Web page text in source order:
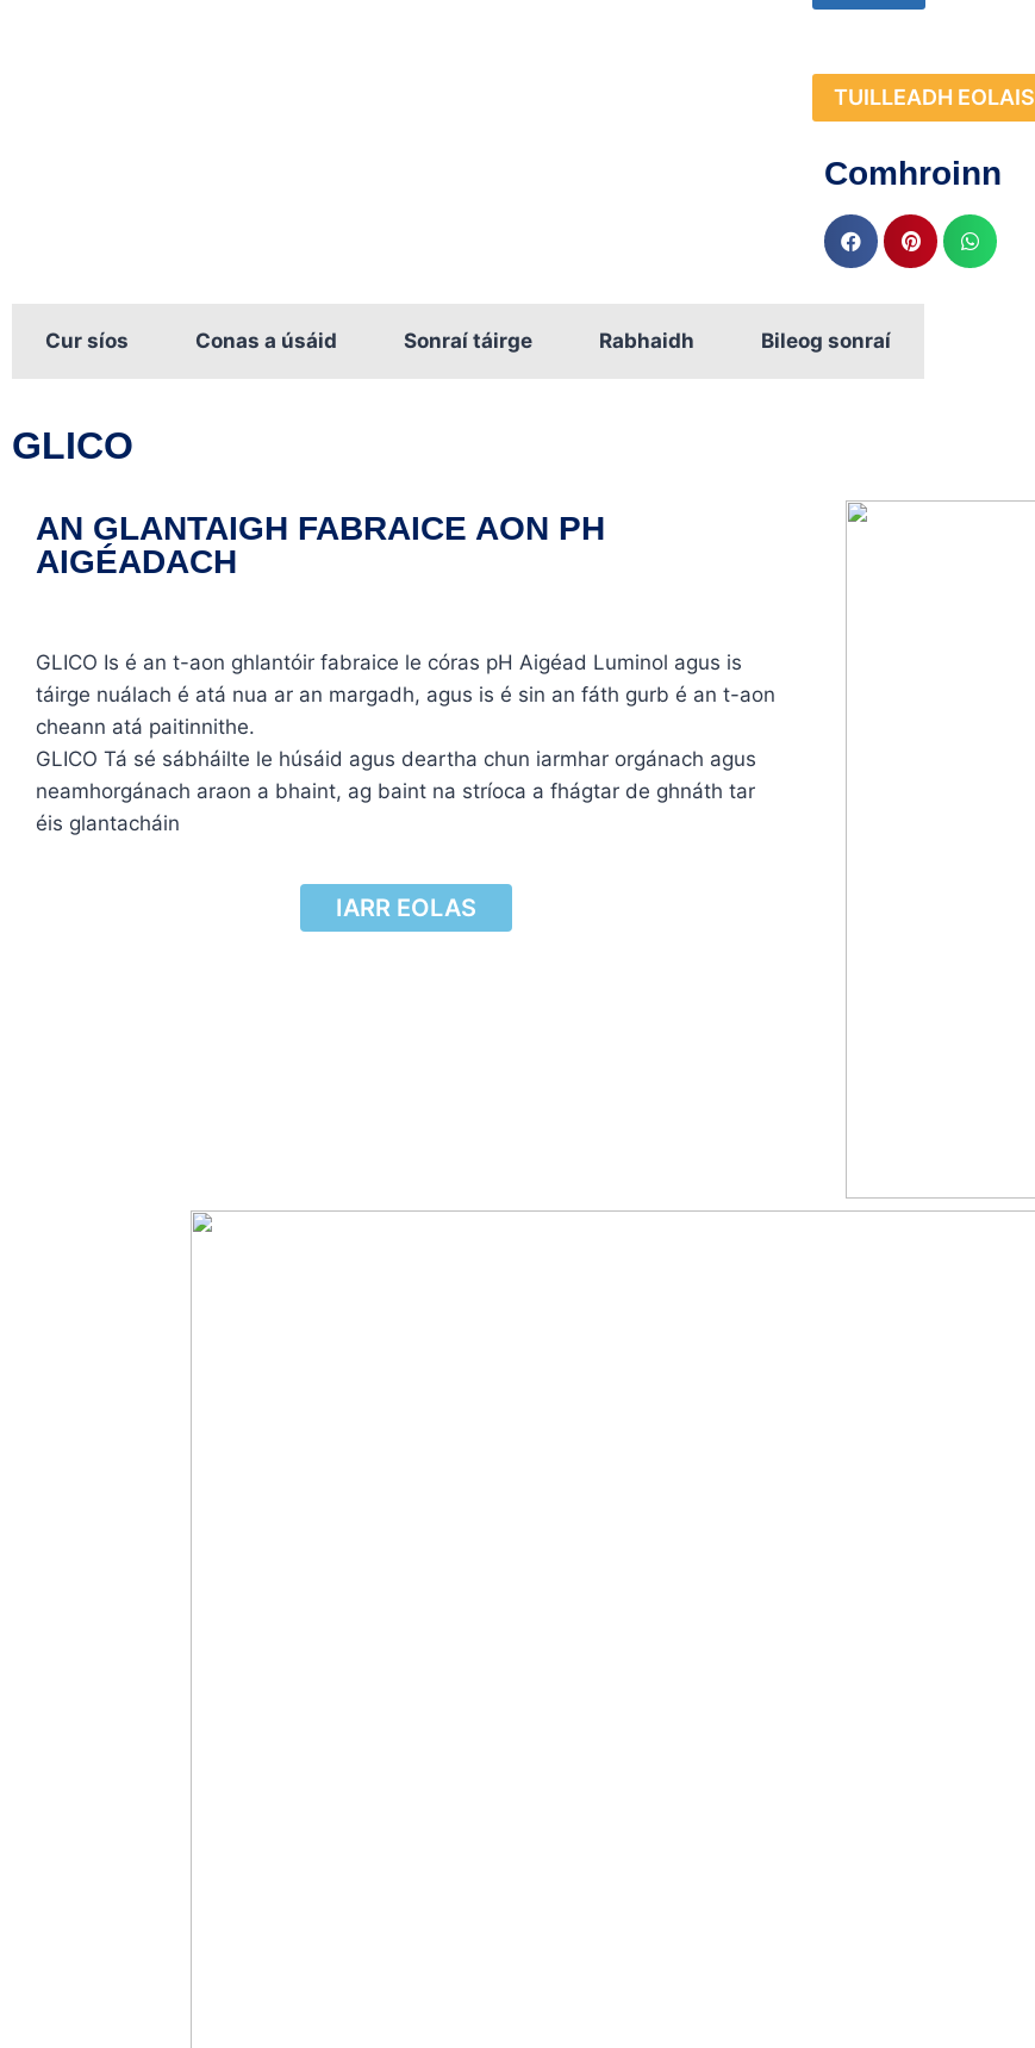
TUILLEADH EOLAIS
Comhroinn
Cur síos Conas a úsáid Sonraí táirge Rabhaidh Bileog sonraí
GLICO
AN GLANTAIGH FABRAICE AON PH
AIGÉADACH
GLICO Is é an t-aon ghlantóir fabraice le córas pH Aigéad Luminol agus is
táirge nuálach é atá nua ar an margadh, agus is é sin an fáth gurb é an t-aon
cheann atá paitinnithe.
GLICO Tá sé sábháilte le húsáid agus deartha chun iarmhar orgánach agus
neamhorgánach araon a bhaint, ag baint na stríoca a fhágtar de ghnáth tar
éis glantacháin
IARR EOLAS